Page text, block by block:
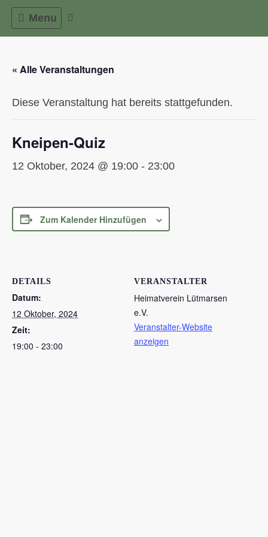
Skip
Menu
« Alle Veranstaltungen
Diese Veranstaltung hat bereits stattgefunden.
Kneipen-Quiz
12 Oktober, 2024 @ 19:00 - 23:00
Zum Kalender Hinzufügen
DETAILS
Datum:
12 Oktober, 2024
Zeit:
19:00 - 23:00
VERANSTALTER
Heimatverein Lütmarsen
e.V.
Veranstalter-Website
anzeigen